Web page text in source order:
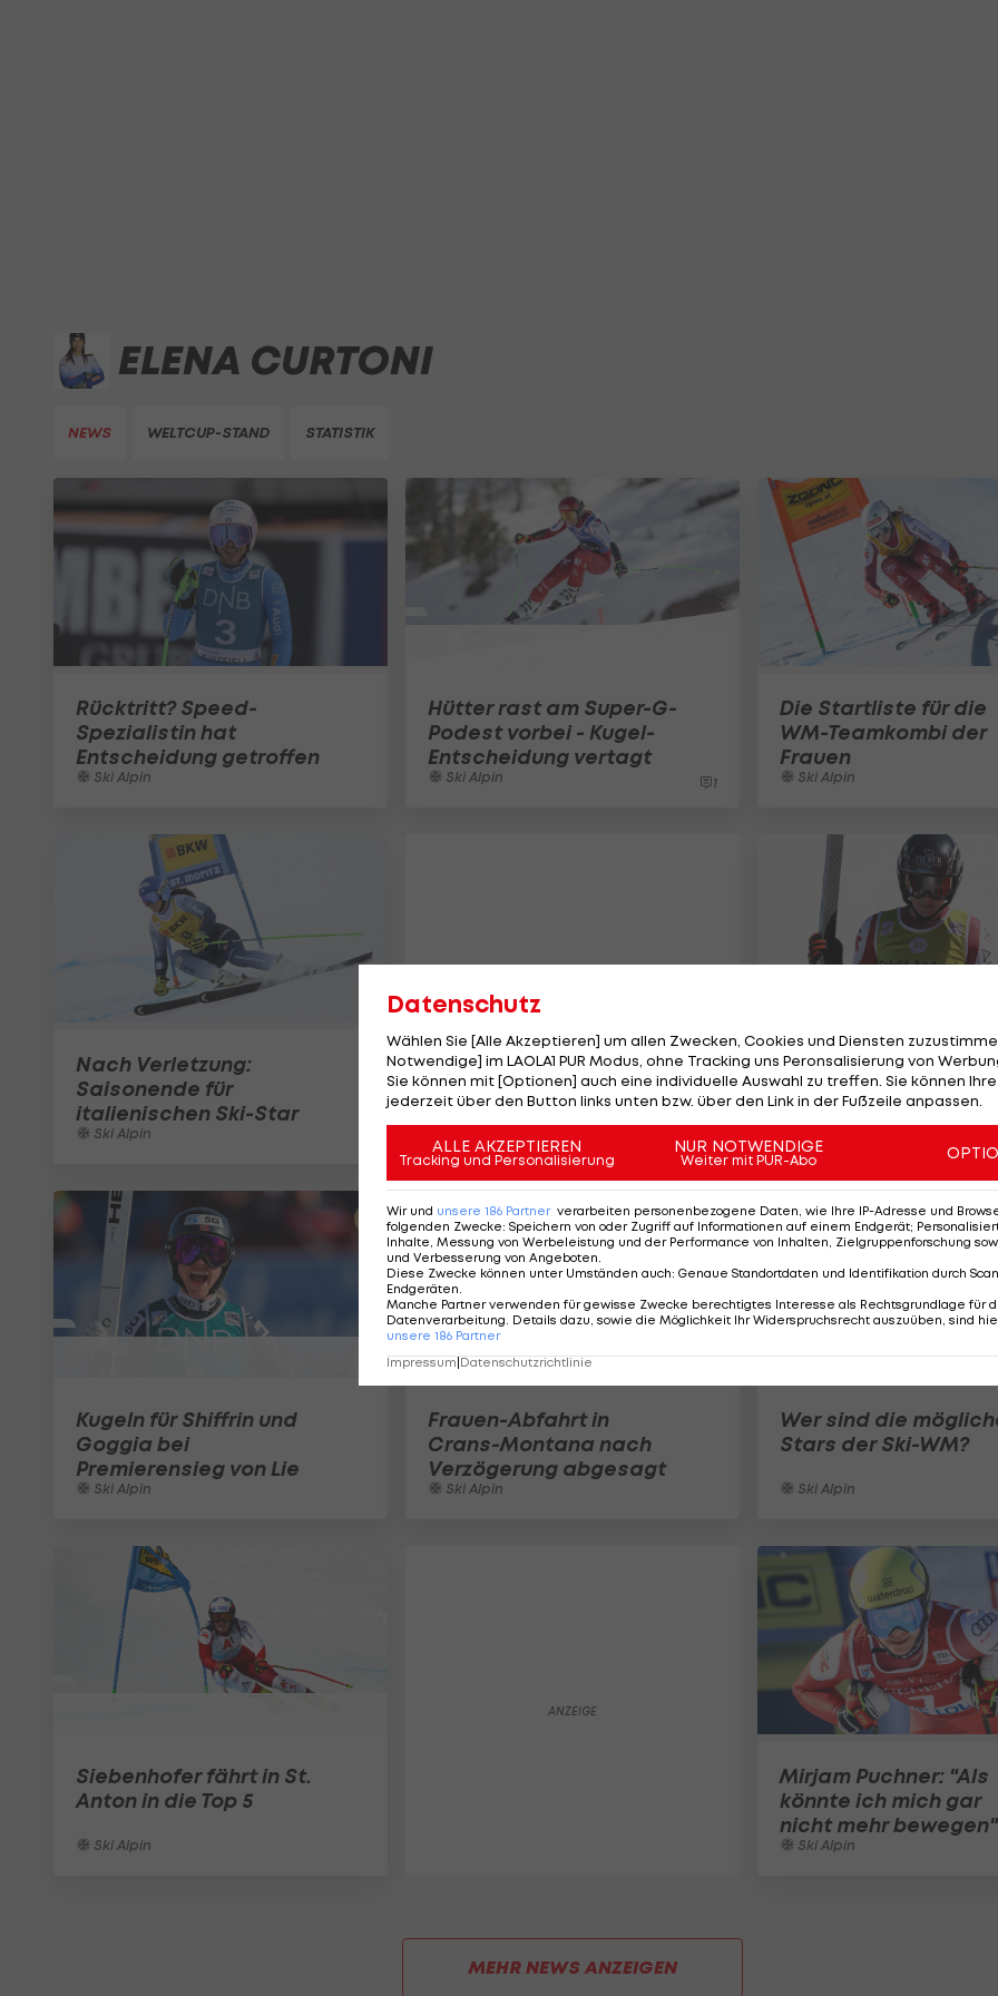
ELENA CURTONI
NEWS WELTCUP-STAND STATISTIK
Rücktritt? Speed-
Spezialistin hat
Entscheidung getroffen
Ski Alpin
Hütter rast am Super-G-
Podest vorbei - Kugel-
Entscheidung vertagt
Ski Alpin 1
Die Startliste für die
WM-Teamkombi der
Frauen
Ski Alpin
Nach Verletzung:
Saisonende für
italienischen Ski-Star
Ski Alpin
Hütter geschlagen!
beendet die Saison
ohne Kugel
Kugeln für Shiffrin und
Goggia bei
Premierensieg von Lie
Ski Alpin
Frauen-Abfahrt in
Crans-Montana nach
Verzögerung abgesagt
Ski Alpin
Wer sind die
Stars der Ski-WM?
Ski Alpin
Siebenhofer fährt in St.
Anton in die Top 5
Ski Alpin
Mirjam Puchner: "Als
könnte ich mich gar
nicht mehr bewegen"
Ski Alpin
MEHR NEWS ANZEIGEN
Datenschutz
Wählen Sie [Alle Akzeptieren] um allen Zwecken, Cookies und Diensten
Notwendige] im LAOLA1 PUR Modus, ohne Tracking uns Peronsalisierung von
Sie können mit [Optionen] auch eine individuelle Auswahl zu treffen. Sie können
jederzeit über den Button links unten bzw. über den Link in der Fußzeile anpassen.
ALLE AKZEPTIEREN
Tracking und Personalisierung
NUR NOTWENDIGE
Weiter mit PUR-Abo
Wir und unsere 186 Partner verarbeiten personenbezogene Daten, wie Ihre IP-Adresse und
folgenden Zwecke: Speichern von oder Zugriff auf Informationen auf einem Endgerät;
Inhalte, Messung von Werbeleistung und der Performance von Inhalten, Zielgruppenforschung
und Verbesserung von Angeboten.
Diese Zwecke können unter Umständen auch: Genaue Standortdaten und Identifikation durch
Endgeräten.
Manche Partner verwenden für gewisse Zwecke berechtigtes Interesse als Rechtsgrundlage für
Datenverarbeitung. Details dazu, sowie die Möglichkeit Ihr Widerspruchsrecht auszuüben, sind
unsere 186 Partner
Impressum Datenschutzrichtlinie